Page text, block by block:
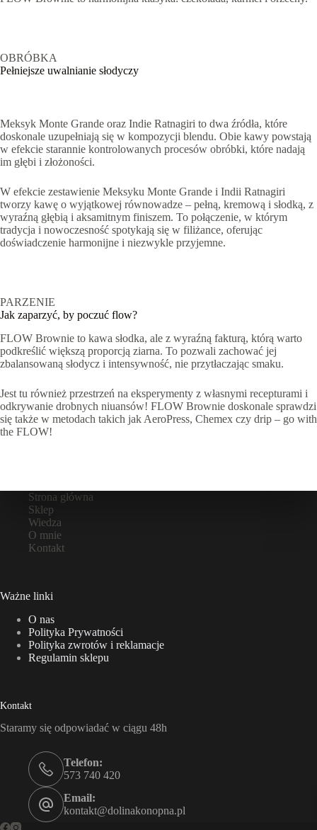
OBRÓBKA
Pełniejsze uwalnianie słodyczy
Meksyk Monte Grande oraz Indie Ratnagiri to dwa źródła, które
doskonale uzupełniają się w kompozycji blendu. Obie kawy powstają
w efekcie starannie kontrolowanych procesów obróbki, które nadają
im głębi i złożoności.
W efekcie zestawienie Meksyku Monte Grande i Indii Ratnagiri
tworzy kawę o wyjątkowej równowadze – pełną, kremową i słodką, z
wyraźną głębią i aksamitnym finiszem. To połączenie, w którym
tradycja i nowoczesność spotykają się w filiżance, oferując
doświadczenie harmonijne i niezwykle przyjemne.
PARZENIE
Jak zaparzyć, by poczuć flow?
FLOW Brownie to kawa słodka, ale z wyraźną fakturą, którą warto
podkreślić większą proporcją ziarna. To pozwali zachować jej
zbalansowaną słodycz i intensywność, nie przytłaczając smaku.
Jest tu również przestrzeń na eksperymenty z własnymi recepturami i
odkrywanie drobnych niuansów! FLOW Brownie doskonale sprawdzi
się także w metodach takich jak AeroPress, Chemex czy drip – go with
the FLOW!
Strona główna
Sklep
Wiedza
O mnie
Kontakt
Ważne linki
O nas
Polityka Prywatności
Polityka zwrotów i reklamacje
Regulamin sklepu
Kontakt
Staramy się odpowiadać w ciągu 48h
Telefon:
573 740 420
Email:
kontakt@dolinakonopna.pl